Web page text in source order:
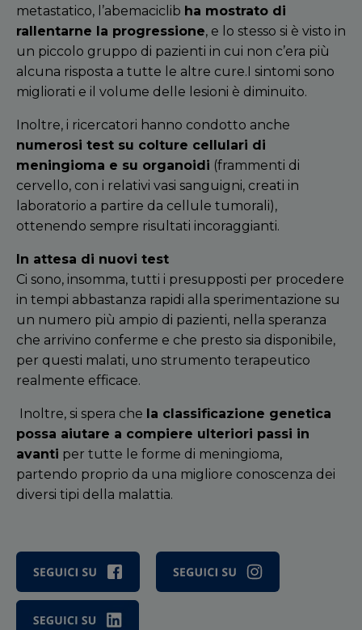
metastatico, l’abemaciclib ha mostrato di
rallentarne la progressione, e lo stesso si è visto in
un piccolo gruppo di pazienti in cui non c’era più
alcuna risposta a tutte le altre cure.I sintomi sono
migliorati e il volume delle lesioni è diminuito.
Inoltre, i ricercatori hanno condotto anche
numerosi test su colture cellulari di
meningioma e su organoidi (frammenti di
cervello, con i relativi vasi sanguigni, creati in
laboratorio a partire da cellule tumorali),
ottenendo sempre risultati incoraggianti.
In attesa di nuovi test
Ci sono, insomma, tutti i presupposti per procedere
in tempi abbastanza rapidi alla sperimentazione su
un numero più ampio di pazienti, nella speranza
che arrivino conferme e che presto sia disponibile,
per questi malati, uno strumento terapeutico
realmente efficace.
Inoltre, si spera che la classificazione genetica
possa aiutare a compiere ulteriori passi in
avanti per tutte le forme di meningioma,
partendo proprio da una migliore conoscenza dei
diversi tipi della malattia.